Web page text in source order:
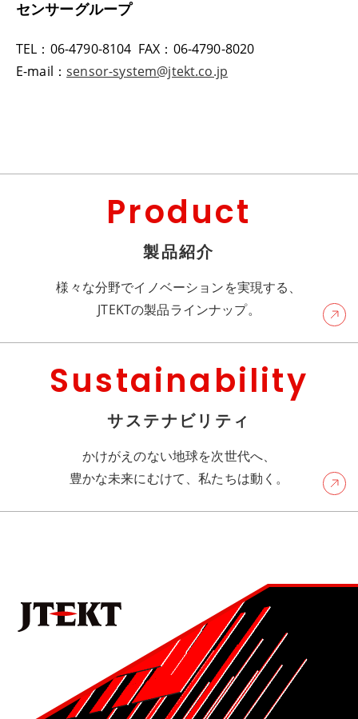
センサーグループ
TEL：06-4790-8104 FAX：06-4790-8020
E-mail：sensor-system@jtekt.co.jp
Product
製品紹介
様々な分野でイノベーションを実現する、
JTEKTの製品ラインナップ。
Sustainability
サステナビリティ
かけがえのない地球を次世代へ、
豊かな未来にむけて、私たちは動く。